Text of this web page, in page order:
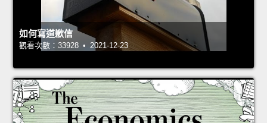
如何寫道歉信
觀看次數：33928 • 2021-12-23